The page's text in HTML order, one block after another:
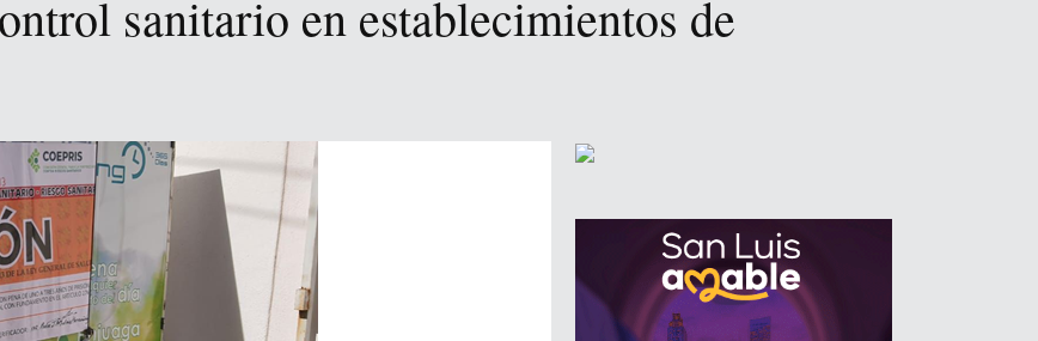
sanitario en establecimientos de